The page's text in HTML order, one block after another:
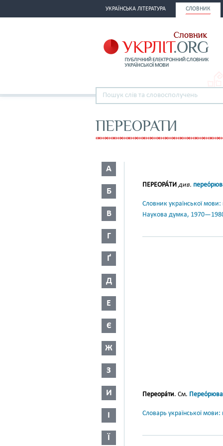
УКРАЇНСЬКА ЛІТЕРАТУРА СЛОВНИК
ПЕРЕОРАТИ
А
Б
В
Г
Ґ
Д
Е
Є
Ж
З
И
І
Ї
ПЕРЕОРА́ТИ див.
Словник української
Наукова думка,
Переора́ти. См.
Словарь української